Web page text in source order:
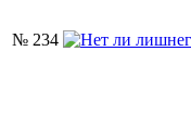
№ 234